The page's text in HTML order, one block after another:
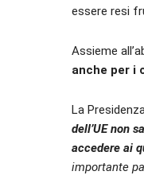
essere resi
Assieme
anche per i
La
dell’UE non
accedere ai
importante